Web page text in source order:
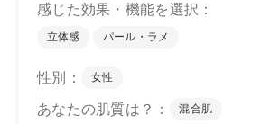
●パッケージはリニューアル等の理由に
合がございます。
載と異なる場合がございます。